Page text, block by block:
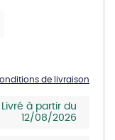
Livré à partir du
12/08/2026
de livraison